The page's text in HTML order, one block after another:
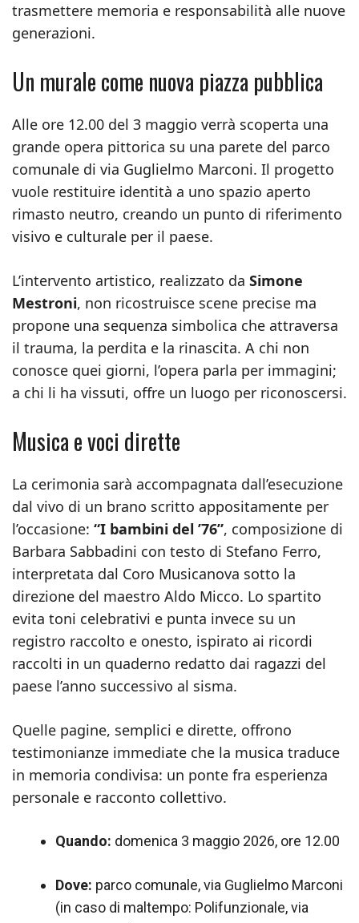
trasmettere memoria e responsabilità alle nuove
generazioni.
Un murale come nuova piazza pubblica
Alle ore 12.00 del 3 maggio verrà scoperta una
grande opera pittorica su una parete del parco
comunale di via Guglielmo Marconi. Il progetto
vuole restituire identità a uno spazio aperto
rimasto neutro, creando un punto di riferimento
visivo e culturale per il paese.
L’intervento artistico, realizzato da Simone
Mestroni, non ricostruisce scene precise ma
propone una sequenza simbolica che attraversa
il trauma, la perdita e la rinascita. A chi non
conosce quei giorni, l’opera parla per immagini;
a chi li ha vissuti, offre un luogo per riconoscersi.
Musica e voci dirette
La cerimonia sarà accompagnata dall’esecuzione
dal vivo di un brano scritto appositamente per
l’occasione: “I bambini del ’76”, composizione di
Barbara Sabbadini con testo di Stefano Ferro,
interpretata dal Coro Musicanova sotto la
direzione del maestro Aldo Micco. Lo spartito
evita toni celebrativi e punta invece su un
registro raccolto e onesto, ispirato ai ricordi
raccolti in un quaderno redatto dai ragazzi del
paese l’anno successivo al sisma.
Quelle pagine, semplici e dirette, offrono
testimonianze immediate che la musica traduce
in memoria condivisa: un ponte fra esperienza
personale e racconto collettivo.
Quando: domenica 3 maggio 2026, ore 12.00
Dove: parco comunale, via Guglielmo Marconi
(in caso di maltempo: Polifunzionale, via